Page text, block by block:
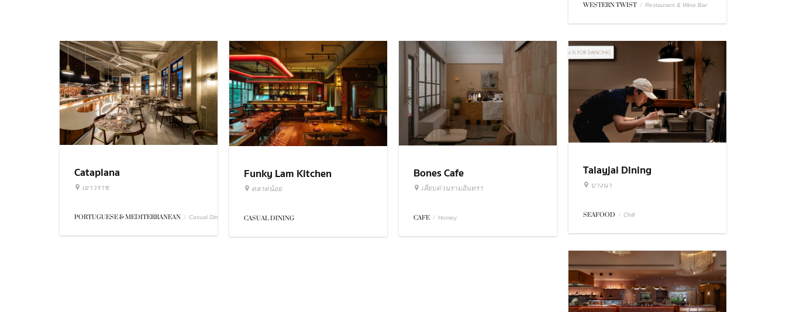
WESTERN TWIST / Restaurant & Wine Bar
Cataplana
เยาวราช
PORTUGUESE & MEDITERRANEAN / Casual Dining
Funky Lam Kitchen
ตลาดน้อย
CASUAL DINING
Bones Cafe
เลียบด่วนรามอินทรา
CAFE / Homey
Talayjai Dining
บางนา
SEAFOOD / Chill